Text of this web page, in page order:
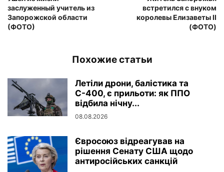
заслуженный учитель из
Запорожской области
(ФОТО)
встретился с внуком
королевы Елизаветы II
(ФОТО)
Похожие статьи
Летіли дрони, балістика та
С-400, є прильоти: як ППО
відбила нічну...
08.08.2026
Євросоюз відреагував на
рішення Сенату США щодо
антиросійських санкцій